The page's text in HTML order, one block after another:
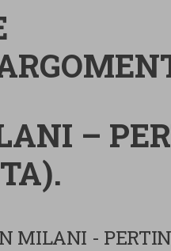
–
MILANI -